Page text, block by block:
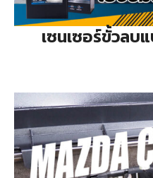
เซนเซอร์ขั้วลบ